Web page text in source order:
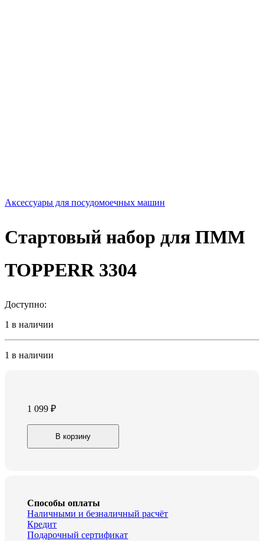
Аксессуары для посудомоечных машин
Стартовый набор для ПММ
TOPPERR 3304
Доступно:
1 в наличии
1 в наличии
1 099₽
Стартовый
для
В корзину
Способы оплаты
Наличными и безналичный расчёт
Кредит
Подарочный сертификат